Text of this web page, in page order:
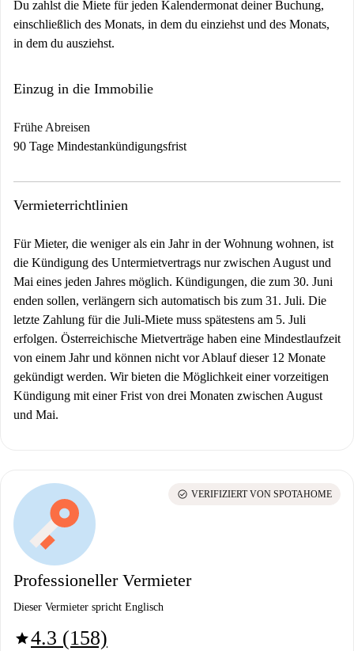
Du zahlst die Miete für jeden Kalendermonat deiner Buchung,
einschließlich des Monats, in dem du einziehst und des Monats,
in dem du ausziehst.
Einzug in die Immobilie
Frühe Abreisen
90 Tage Mindestankündigungsfrist
Vermieterrichtlinien
Für Mieter, die weniger als ein Jahr in der Wohnung wohnen, ist
die Kündigung des Untermietvertrags nur zwischen August und
Mai eines jeden Jahres möglich. Kündigungen, die zum 30. Juni
enden sollen, verlängern sich automatisch bis zum 31. Juli. Die
letzte Zahlung für die Juli-Miete muss spätestens am 5. Juli
erfolgen. Österreichische Mietverträge haben eine Mindestlaufzeit
von einem Jahr und können nicht vor Ablauf dieser 12 Monate
gekündigt werden. Wir bieten die Möglichkeit einer vorzeitigen
Kündigung mit einer Frist von drei Monaten zwischen August
und Mai.
Professioneller Vermieter
Dieser Vermieter spricht Englisch
star4.3 (158)
check_circle VERIFIZIERT VON SPOTAHOME